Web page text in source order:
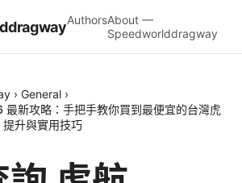
AuthorsAbout —
Speedworlddragway
› General ›
新攻略：手把手教你買到最便宜的台灣虎
升與實用技巧